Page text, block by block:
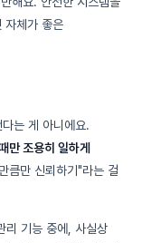
자체가 좋은
는 게 아니에요.
만 조용히 일하게
큼만 신뢰하기"라는 걸
리 기능 중에, 사실상